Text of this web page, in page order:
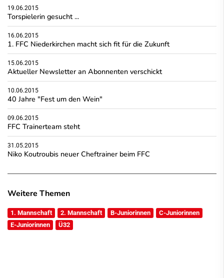
19.06.2015
Torspielerin gesucht ...
16.06.2015
1. FFC Niederkirchen macht sich fit für die Zukunft
15.06.2015
Aktueller Newsletter an Abonnenten verschickt
10.06.2015
40 Jahre "Fest um den Wein"
09.06.2015
FFC Trainerteam steht
31.05.2015
Niko Koutroubis neuer Cheftrainer beim FFC
Weitere Themen
1. Mannschaft 2. Mannschaft B-Juniorinnen
C-Juniorinnen
E-Juniorinnen
Ü32